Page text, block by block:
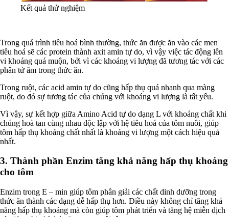
Kết quả thử nghiệm
Trong quá trình tiêu hoá bình thường, thức ăn được ăn vào các men
tiêu hoá sẽ các protein thành axit amin tự do, vì vậy việc tác động lên
vi khoáng quá muộn, bởi vì các khoáng vi lượng đã tương tác với các
phân tử âm trong thức ăn.
Trong ruột, các acid amin tự do cũng hấp thụ quá nhanh qua màng
ruột, do đó sự tương tác của chúng với khoáng vi lượng là tất yếu.
Vì vậy, sự kết hợp giữa Amino Acid tự do dạng L với khoáng chất khi
chúng hoà tan cùng nhau độc lập với hệ tiêu hoá của tôm nuôi, giúp
tôm hấp thụ khoáng chất nhất là khoáng vi lượng một cách hiệu quả
nhất.
3. Thành phần Enzim tăng khả năng hấp thụ khoáng
cho tôm
Enzim trong E – min giúp tôm phân giải các chất dinh dưỡng trong
thức ăn thành các dạng dễ hấp thụ hơn. Điều này không chỉ tăng khả
năng hấp thụ khoáng mà còn giúp tôm phát triển và tăng hệ miễn dịch